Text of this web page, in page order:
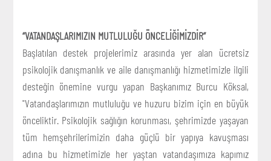
“VATANDAŞLARIMIZIN MUTLULUĞU ÖNCELİĞİMİZDİR”
Başlatılan destek projelerimiz arasında yer alan ücretsiz
psikolojik danışmanlık ve aile danışmanlığı hizmetimizle ilgili
desteğin önemine vurgu yapan Başkanımız Burcu Köksal,
"Vatandaşlarımızın mutluluğu ve huzuru bizim için en büyük
önceliktir. Psikolojik sağlığın korunması, şehrimizde yaşayan
tüm hemşehrilerimizin daha güçlü bir yapıya kavuşması
adına bu hizmetimizle her yaştan vatandaşımıza kapımız